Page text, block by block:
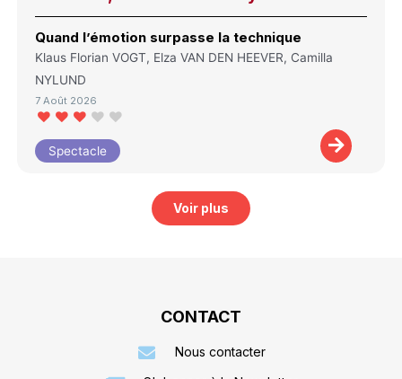
Quand l’émotion surpasse la technique
Klaus Florian VOGT, Elza VAN DEN HEEVER, Camilla
NYLUND
7 Août 2026
Spectacle
Voir plus
CONTACT
Nous contacter